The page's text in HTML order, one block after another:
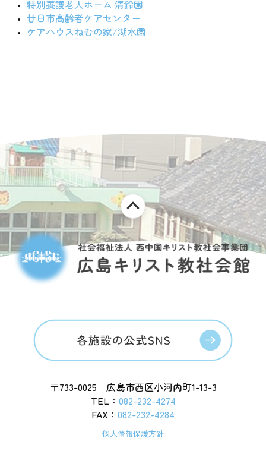
特別養護老人ホーム 清鈴園
廿日市高齢者ケアセンター
ケアハウスねむの家/湖水園
〒733-0025 広島市西区小河内町1-13-3
TEL： 082-232-4274
FAX： 082-232-4284
個人情報保護方針